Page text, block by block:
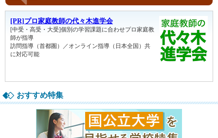
おすすめ特集